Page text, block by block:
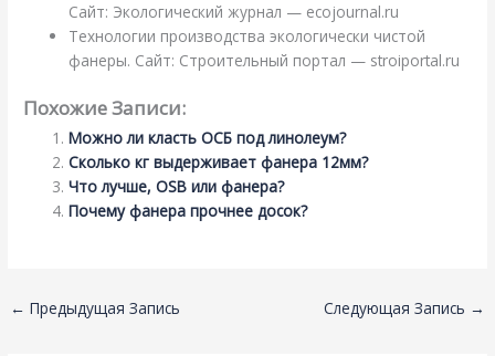
Сайт: Экологический журнал — ecojournal.ru
Технологии производства экологически чистой
фанеры. Сайт: Строительный портал — stroiportal.ru
Похожие Записи:
Можно ли класть ОСБ под линолеум?
Сколько кг выдерживает фанера 12мм?
Что лучше, OSB или фанера?
Почему фанера прочнее досок?
← Предыдущая Запись Следующая Запись →